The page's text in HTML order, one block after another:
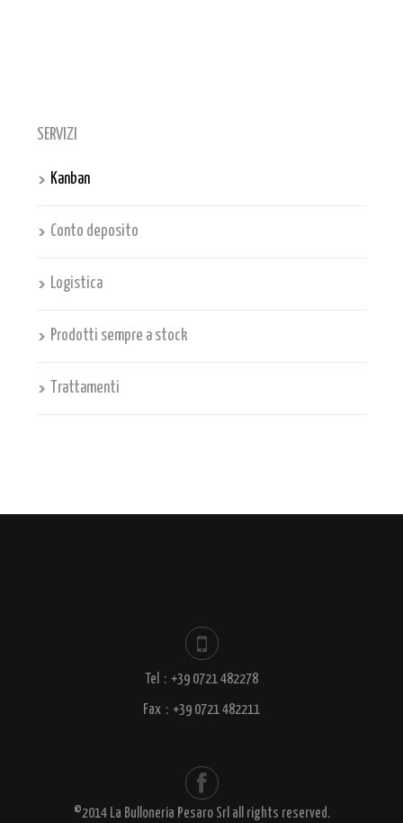
SERVIZI
Kanban
Conto deposito
Logistica
Prodotti sempre a stock
Trattamenti
Tel : +39 0721 482278
Fax : +39 0721 482211
©2014 La Bulloneria Pesaro Srl all rights reserved.